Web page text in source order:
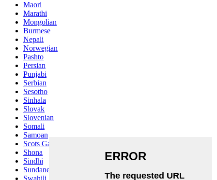
Maori
Marathi
Mongolian
Burmese
Nepali
Norwegian
Pashto
Persian
Punjabi
Serbian
Sesotho
Sinhala
Slovak
Slovenian
Somali
Samoan
Scots Gaelic
Shona
Sindhi
Sundanese
Swahili